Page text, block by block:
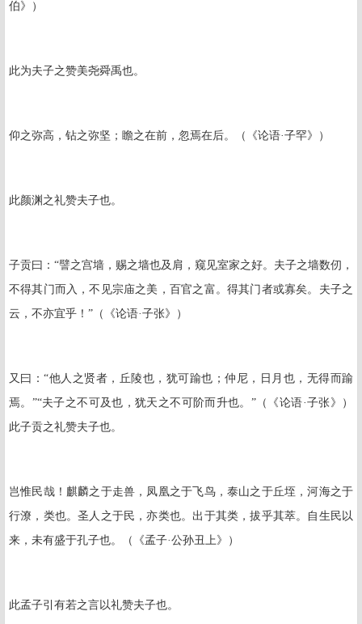
伯》）
此为夫子之赞美尧舜禹也。
仰之弥高，钻之弥坚；瞻之在前，忽焉在后。（《论语·子罕》）
此颜渊之礼赞夫子也。
子贡曰：“譬之宫墙，赐之墙也及肩，窥见室家之好。夫子之墙数仞，
不得其门而入，不见宗庙之美，百官之富。得其门者或寡矣。夫子之
云，不亦宜乎！”（《论语·子张》）
又曰：“他人之贤者，丘陵也，犹可踰也；仲尼，日月也，无得而踰
焉。”“夫子之不可及也，犹天之不可阶而升也。”（《论语·子张》）
此子贡之礼赞夫子也。
岂惟民哉！麒麟之于走兽，凤凰之于飞鸟，泰山之于丘垤，河海之于
行潦，类也。圣人之于民，亦类也。出于其类，拔乎其萃。自生民以
来，未有盛于孔子也。（《孟子·公孙丑上》）
此孟子引有若之言以礼赞夫子也。